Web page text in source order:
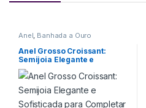
Anel, Banhada a Ouro
Anel Grosso Croissant:
Semijoia Elegante e
Sofisticada para Completar
seu Look